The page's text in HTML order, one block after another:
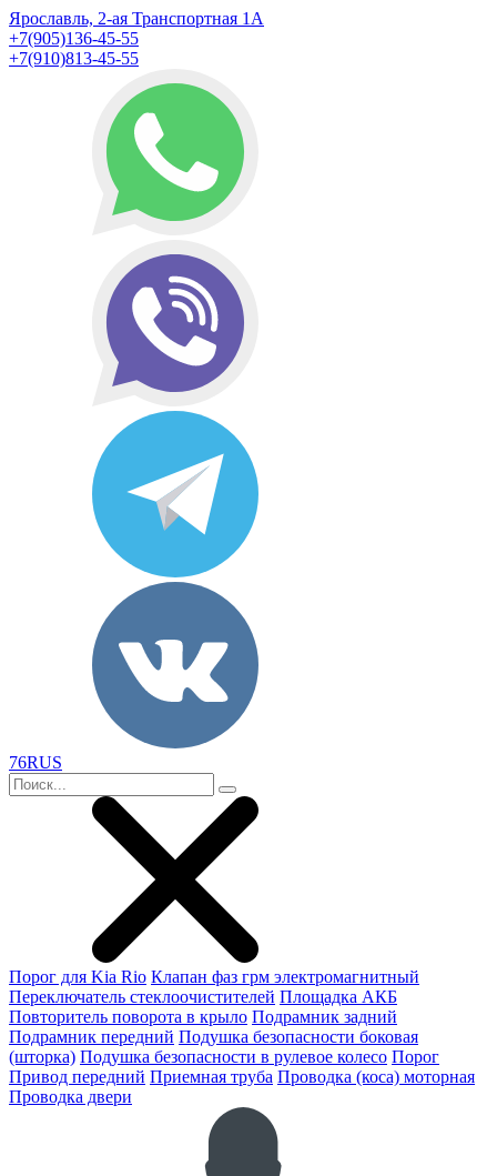
Ярославль, 2-ая Транспортная 1А
+7(905)136-45-55
+7(910)813-45-55
76RUS
Порог для Kia Rio Клапан фаз грм электромагнитный
Переключатель стеклоочистителей Площадка АКБ
Повторитель поворота в крыло Подрамник задний
Подрамник передний Подушка безопасности боковая
(шторка) Подушка безопасности в рулевое колесо Порог
Привод передний Приемная труба Проводка (коса) моторная
Проводка двери